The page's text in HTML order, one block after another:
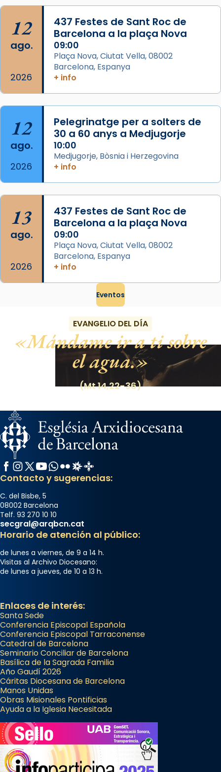
Acompanyant la història de sant Cugat, a
partir de l’Edat Mitjana sorgeix la tradició
que les santes Juliana (“relatiu a Júlia”) i
Semproniana (“relatiu a Semprònia =
eterna”) són deixebles seves. I l’any 1667, el
frare Joan Gaspar Roig, afirma en una obra
que les santes són filles de l’antiga Iluro.
Mataró en reivindicarà les relíq
Foto
View on Facebook ·
12
ago.
2026
437 Festes de Sant Roc de
Barcelona a la plaça Nova
09:00
Plaça Nova, Ciutat Vella, 08002
Barcelona, Espanya
+ info
12
ago.
2026
Pelegrinatge per a solters de
30 a 60 anys a Medjugorje
10:00
Medjugorje, Bòsnia i Herzegovina
+ info
13
ago.
2026
437 Festes de Sant Roc de
Barcelona a la plaça Nova
09:00
Plaça Nova, Ciutat Vella, 08002
Barcelona, Espanya
+ info
Eventos
EVANGELIO DEL DÍA
Mándame ir a ti sobre
el agua.
(Mt 14,22-36)
Facebook
Instagram
X / Twitter
YouTube
WhatsApp
FlickrRadio Estel
Catalunya Cristiana
Contacto y sugerencias:
C. del Bisbe, 5
08002 Barcelona
Telf. 93 270 10 10
secgral@arqbcn.cat
Horario de atención al público:
de lunes a viernes, de 9 a 14 h.
Visitas al Archivo Diocesano:
de lunes a jueves, de 10 a 13 h.
Enlaces de interés:
Santa Sede
Conferencia Episcopal Española
Conferencia Episcopal Tarraconense
Catedral de Barcelona
Seminario Conciliar de Barcelona
Basílica de la Sagrada Familia
Año Gaudí 2026
Cáritas Diocesana de Barcelona
Manos Unidas
Obras Misionales Pontificias
Ayuda a la Iglesia Necesitada